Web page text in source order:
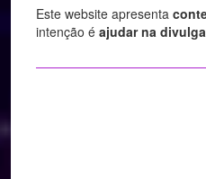
Este website apresenta
intenção é ajudar na